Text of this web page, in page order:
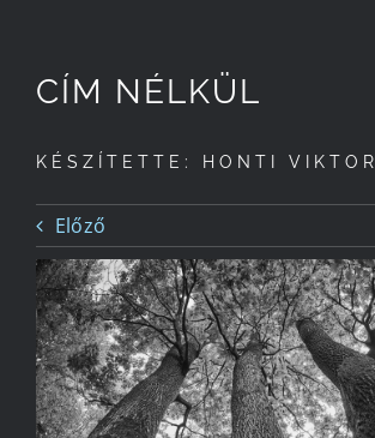
Pályázatok
Tagjaink
Csatlakozz!
Történetünk
Kapcsolat
CÍM NÉLKÜL
KÉSZÍTETTE: HONTI VIKTOR
Előző